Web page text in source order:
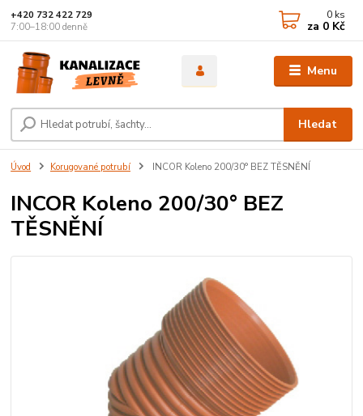
Menu
Hledat
+420 732 422 729
7:00–18:00 denně
0 ks
za 0 Kč
Úvod Korugované potrubí INCOR Koleno 200/30° BEZ TĚSNĚNÍ
INCOR Koleno 200/30° BEZ
TĚSNĚNÍ